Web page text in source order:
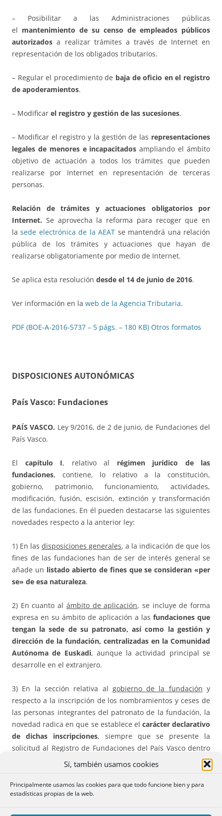
Sí, también usamos cookies
Principalmente usamos las cookies para que todo funcione bien y para
estadísticas propias de la web.
– Posibilitar a las Administraciones públicas
el mantenimiento de su censo de empleados públicos
autorizados a realizar trámites a través de Internet en
representación de los obligados tributarios.
– Regular el procedimiento de baja de oficio en el registro
de apoderamientos.
– Modificar el registro y gestión de las sucesiones.
– Modificar el registro y la gestión de las representaciones
legales de menores e incapacitados ampliando el ámbito
objetivo de actuación a todos los trámites que pueden
realizarse por Internet en representación de terceras
personas.
Relación de trámites y actuaciones obligatorios por
Internet. Se aprovecha la reforma para recoger que en
lasede electrónica de la AEAT se mantendrá una relación
pública de los trámites y actuaciones que hayan de
realizarse obligatoriamente por medio de Internet.
Se aplica esta resolución desde el 14 de junio de 2016.
Ver información en la web de la Agencia Tributaria.
PDF (BOE-A-2016-5737 – 5 págs. – 180 KB) Otros formatos
DISPOSICIONES AUTONÓMICAS
País Vasco: Fundaciones
PAÍS VASCO. Ley 9/2016, de 2 de junio, de Fundaciones del
País Vasco.
El capítulo I, relativo al régimen jurídico de las
fundaciones, contiene, lo relativo a la constitución,
gobierno, patrimonio, funcionamiento, actividades,
modificación, fusión, escisión, extinción y transformación
de las fundaciones. En él pueden destacarse las siguientes
novedades respecto a la anterior ley:
1) En las disposiciones generales, a la indicación de que los
fines de las fundaciones han de ser de interés general se
añade un listado abierto de fines que se consideran «per
se» de esa naturaleza.
2) En cuanto al ámbito de aplicación, se incluye de forma
expresa en su ámbito de aplicación a las fundaciones que
tengan la sede de su patronato, así como la gestión y
dirección de la fundación, centralizadas en la Comunidad
Autónoma de Euskadi, aunque la actividad principal se
desarrolle en el extranjero.
3) En la sección relativa al gobierno de la fundación y
respecto a la inscripción de los nombramientos y ceses de
las personas integrantes del patronato de la fundación, la
novedad radica en que se establece el carácter declarativo
de dichas inscripciones, siempre que se presente la
solicitud al Registro de Fundaciones del País Vasco dentro
del plazo de tres meses contados desde la adopción de
dichos acuerdos o desde la fecha de la renuncia. Pasado
dicho plazo sin que haya sido solicitada la inscripción
registral, esta adquirirá carácter constitutivo, para reforzar